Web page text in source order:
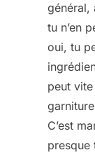
général,
tu n’en
oui, tu
peut
C’est
presque